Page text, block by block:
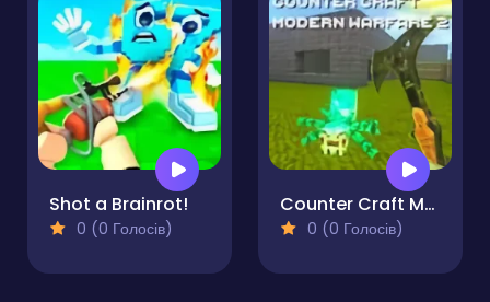
Shot a Brainrot!
0 (0 Голосів)
Counter Craft Modern Warfare 2
0 (0 Голосів)